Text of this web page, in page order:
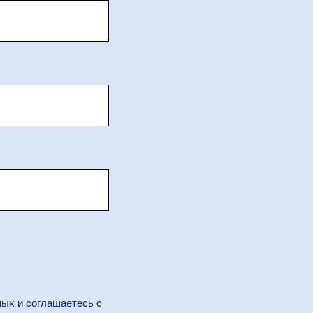
и соглашаетесь c